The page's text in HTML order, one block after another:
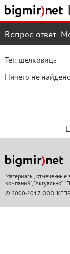
Вопрос-ответ
Тег: шелковица
Ничего не
Материалы, отмеченные
компаний", "Актуально",
© 2000-2017, ООО